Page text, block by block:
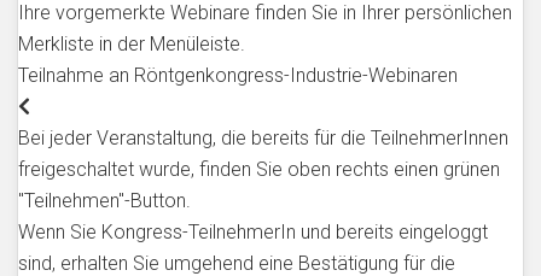
Ihre vorgemerkte Webinare finden Sie in Ihrer persönlichen
Merkliste in der Menüleiste.
Teilnahme an Röntgenkongress-Industrie-Webinaren
Bei jeder Veranstaltung, die bereits für die TeilnehmerInnen
freigeschaltet wurde, finden Sie oben rechts einen grünen
"Teilnehmen"-Button.
Wenn Sie Kongress-TeilnehmerIn und bereits eingeloggt
sind, erhalten Sie umgehend eine Bestätigung für die